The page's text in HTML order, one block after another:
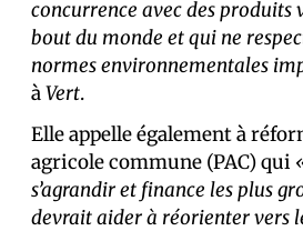
concurrence avec des produits
bout du monde et qui ne
normes environnementales
àVert.
Elle appelle également à
agricole commune (PAC) qui
s’agrandir et finance les plus
devrait aider à réorienter vers